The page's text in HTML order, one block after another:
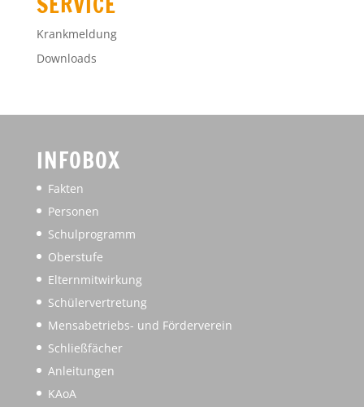
Krankmeldung
Downloads
INFOBOX
Fakten
Personen
Schulprogramm
Oberstufe
Elternmitwirkung
Schülervertretung
Mensabetriebs- und Förderverein
Schließfächer
Anleitungen
KAoA